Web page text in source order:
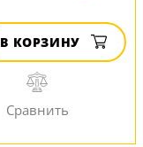
В КОРЗИНУ